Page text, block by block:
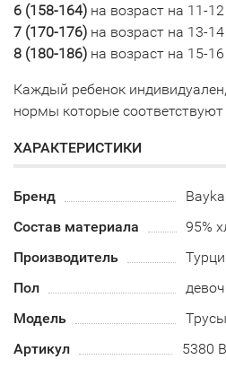
6 (158-164) на возраст на 11-
7 (170-176) на возраст на 13-
8 (180-186) на возраст на 15-
Каждый ребенок
нормы которые соответствуют
ХАРАКТЕРИСТИКИ
Бренд
Состав материала
95%
Производитель
Пол
Модель
Трусы
Артикул
5380